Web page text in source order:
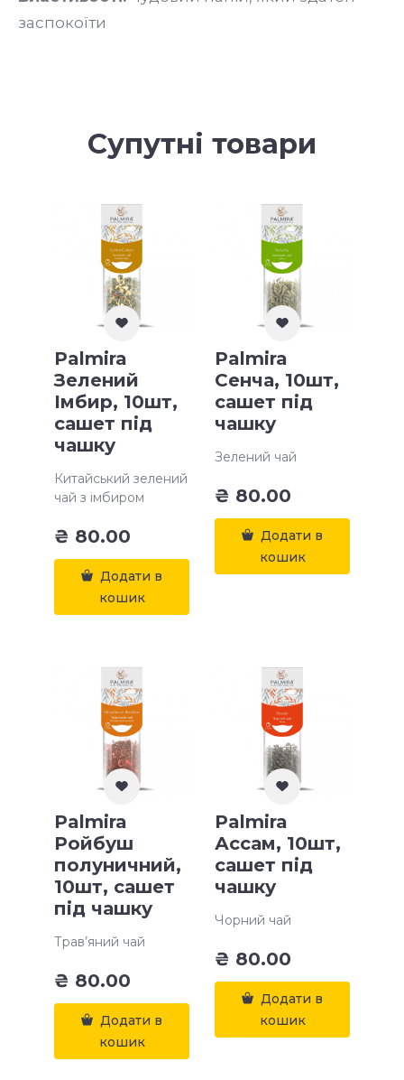
заспокоїти
Супутні товари
Palmira
Зелений
Імбир, 10шт,
сашет під
чашку
Китайський зелений
чай з імбиром
₴ 80.00
Додати в
кошик
Palmira
Сенча, 10шт,
сашет під
чашку
Зелений чай
₴ 80.00
Додати в
кошик
Palmira
Ройбуш
полуничний,
10шт, сашет
під чашку
Трав’яний чай
₴ 80.00
Додати в
кошик
Palmira
Ассам, 10шт,
сашет під
чашку
Чорний чай
₴ 80.00
Додати в
кошик